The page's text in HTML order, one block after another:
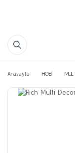
Anasayfa HOBİ